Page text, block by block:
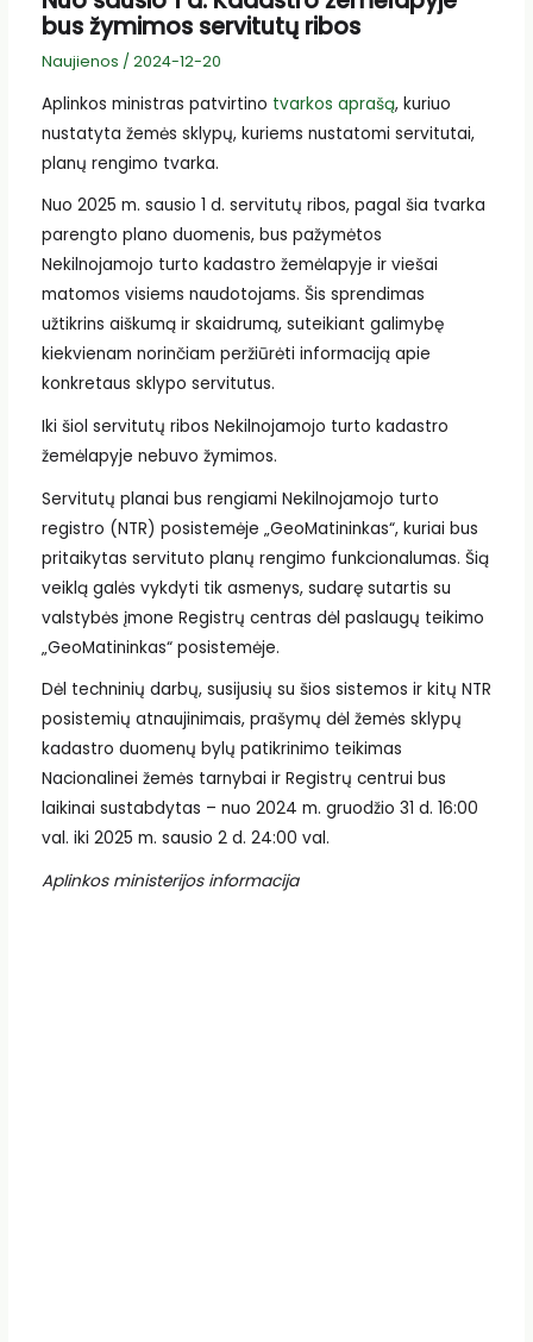
bus žymimos servitutų ribos
Naujienos / 2024-12-20
Aplinkos ministras patvirtino tvarkos aprašą, kuriuo
nustatyta žemės sklypų, kuriems nustatomi servitutai,
planų rengimo tvarka.
Nuo 2025 m. sausio 1 d. servitutų ribos, pagal šia tvarka
parengto plano duomenis, bus pažymėtos
Nekilnojamojo turto kadastro žemėlapyje ir viešai
matomos visiems naudotojams. Šis sprendimas
užtikrins aiškumą ir skaidrumą, suteikiant galimybę
kiekvienam norinčiam peržiūrėti informaciją apie
konkretaus sklypo servitutus.
Iki šiol servitutų ribos Nekilnojamojo turto kadastro
žemėlapyje nebuvo žymimos.
Servitutų planai bus rengiami Nekilnojamojo turto
registro (NTR) posistemėje „GeoMatininkas“, kuriai bus
pritaikytas servituto planų rengimo funkcionalumas. Šią
veiklą galės vykdyti tik asmenys, sudarę sutartis su
valstybės įmone Registrų centras dėl paslaugų teikimo
„GeoMatininkas“ posistemėje.
Dėl techninių darbų, susijusių su šios sistemos ir kitų NTR
posistemių atnaujinimais, prašymų dėl žemės sklypų
kadastro duomenų bylų patikrinimo teikimas
Nacionalinei žemės tarnybai ir Registrų centrui bus
laikinai sustabdytas – nuo 2024 m. gruodžio 31 d. 16:00
val. iki 2025 m. sausio 2 d. 24:00 val.
Aplinkos ministerijos informacija